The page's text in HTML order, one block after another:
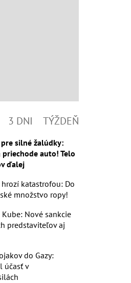
3 DNI TÝŽDEŇ
pre silné žalúdky:
auto! Telo
ďalej
katastrofou: Do
množstvo ropy!
Nové sankcie
predstaviteľov aj
do Gazy:
účasť v